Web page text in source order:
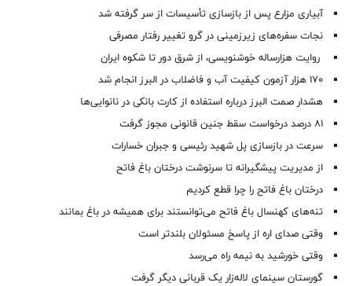
آبیاری مزارع پس از بازسازی تأسیسات از سر گرفته شد
نجات سفره‌های زیرزمینی در گرو تغییر رفتار مصرفی
روایت هزارساله خوشنویسی، از شرق دور تا شکوه ایران
۱۷۰ هزار آزمون کیفیت آب و فاضلاب در البرز انجام شد
هشدار صمت البرز درباره استفاده از کارت بانکی در نانوایی‌ها
۸۱ درصد درخواست‌ سقط جنین قانونی مجوز گرفت
سرعت در بازسازی پل شهید رئیسی و جبران خسارات
از مدیریت پیشگیرانه تا سرنوشت درختان باغ فاتح
درختان باغ فاتح را چرا قطع کردیم
تنه‌های کهنسال باغ فاتح می‌توانستند برای همیشه در باغ بمانند
وقتی صدای اره از پاسخ مسئولان بلندتر است
وقتی خورشید به نیمه راه می‌رسد
گورستان سینمای لاله‌زار یک قربانی دیگر گرفت